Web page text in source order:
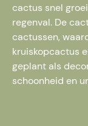
cactus snel
regenval. De
cactussen,
kruiskopcactus
geplant als
schoonheid en